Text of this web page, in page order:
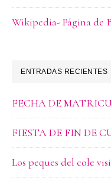
Wikipedia- Página de
ENTRADAS RECIENTES
FECHA DE
FIESTA DE FIN DE
Los peques del cole